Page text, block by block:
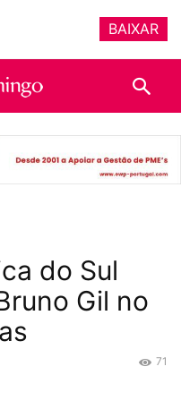
do Sul
Gil no
71
BAIXAR